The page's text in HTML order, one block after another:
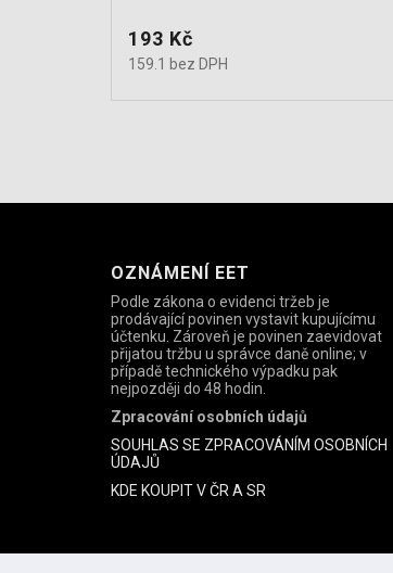
Cena
193 Kč
159.1 bez DPH
OZNÁMENÍ EET
Podle zákona o evidenci tržeb je
prodávající povinen vystavit kupujícímu
účtenku. Zároveň je povinen zaevidovat
přijatou tržbu u správce daně online; v
případě technického výpadku pak
nejpozději do 48 hodin.
Zpracování osobních údajů
SOUHLAS SE ZPRACOVÁNÍM OSOBNÍCH
ÚDAJŮ
KDE KOUPIT V ČR A SR